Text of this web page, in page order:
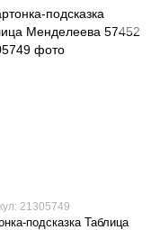
21305749
подсказка Таблица